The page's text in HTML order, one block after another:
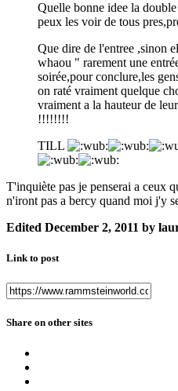
Quelle bonne idee la
peux les voir de tous
Que dire de l'entree ,sinon
whaou " rarement une
soirée,pour conclure,les
on raté vraiment quelque
vraiment a la hauteur de
!!!!!!!!
TILL
T'inquiète pas je penserai a ceux
n'iront pas a bercy quand moi j'y
Edited December 2, 2011 by
Link to post
Share on other sites